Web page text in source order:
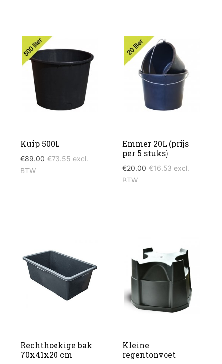
Kuip 500L
€89.00 €73.55 excl.
BTW
Emmer 20L (prijs
per 5 stuks)
€20.00 €16.53 excl.
BTW
Rechthoekige bak
70x41x20 cm
Kleine
regentonvoet